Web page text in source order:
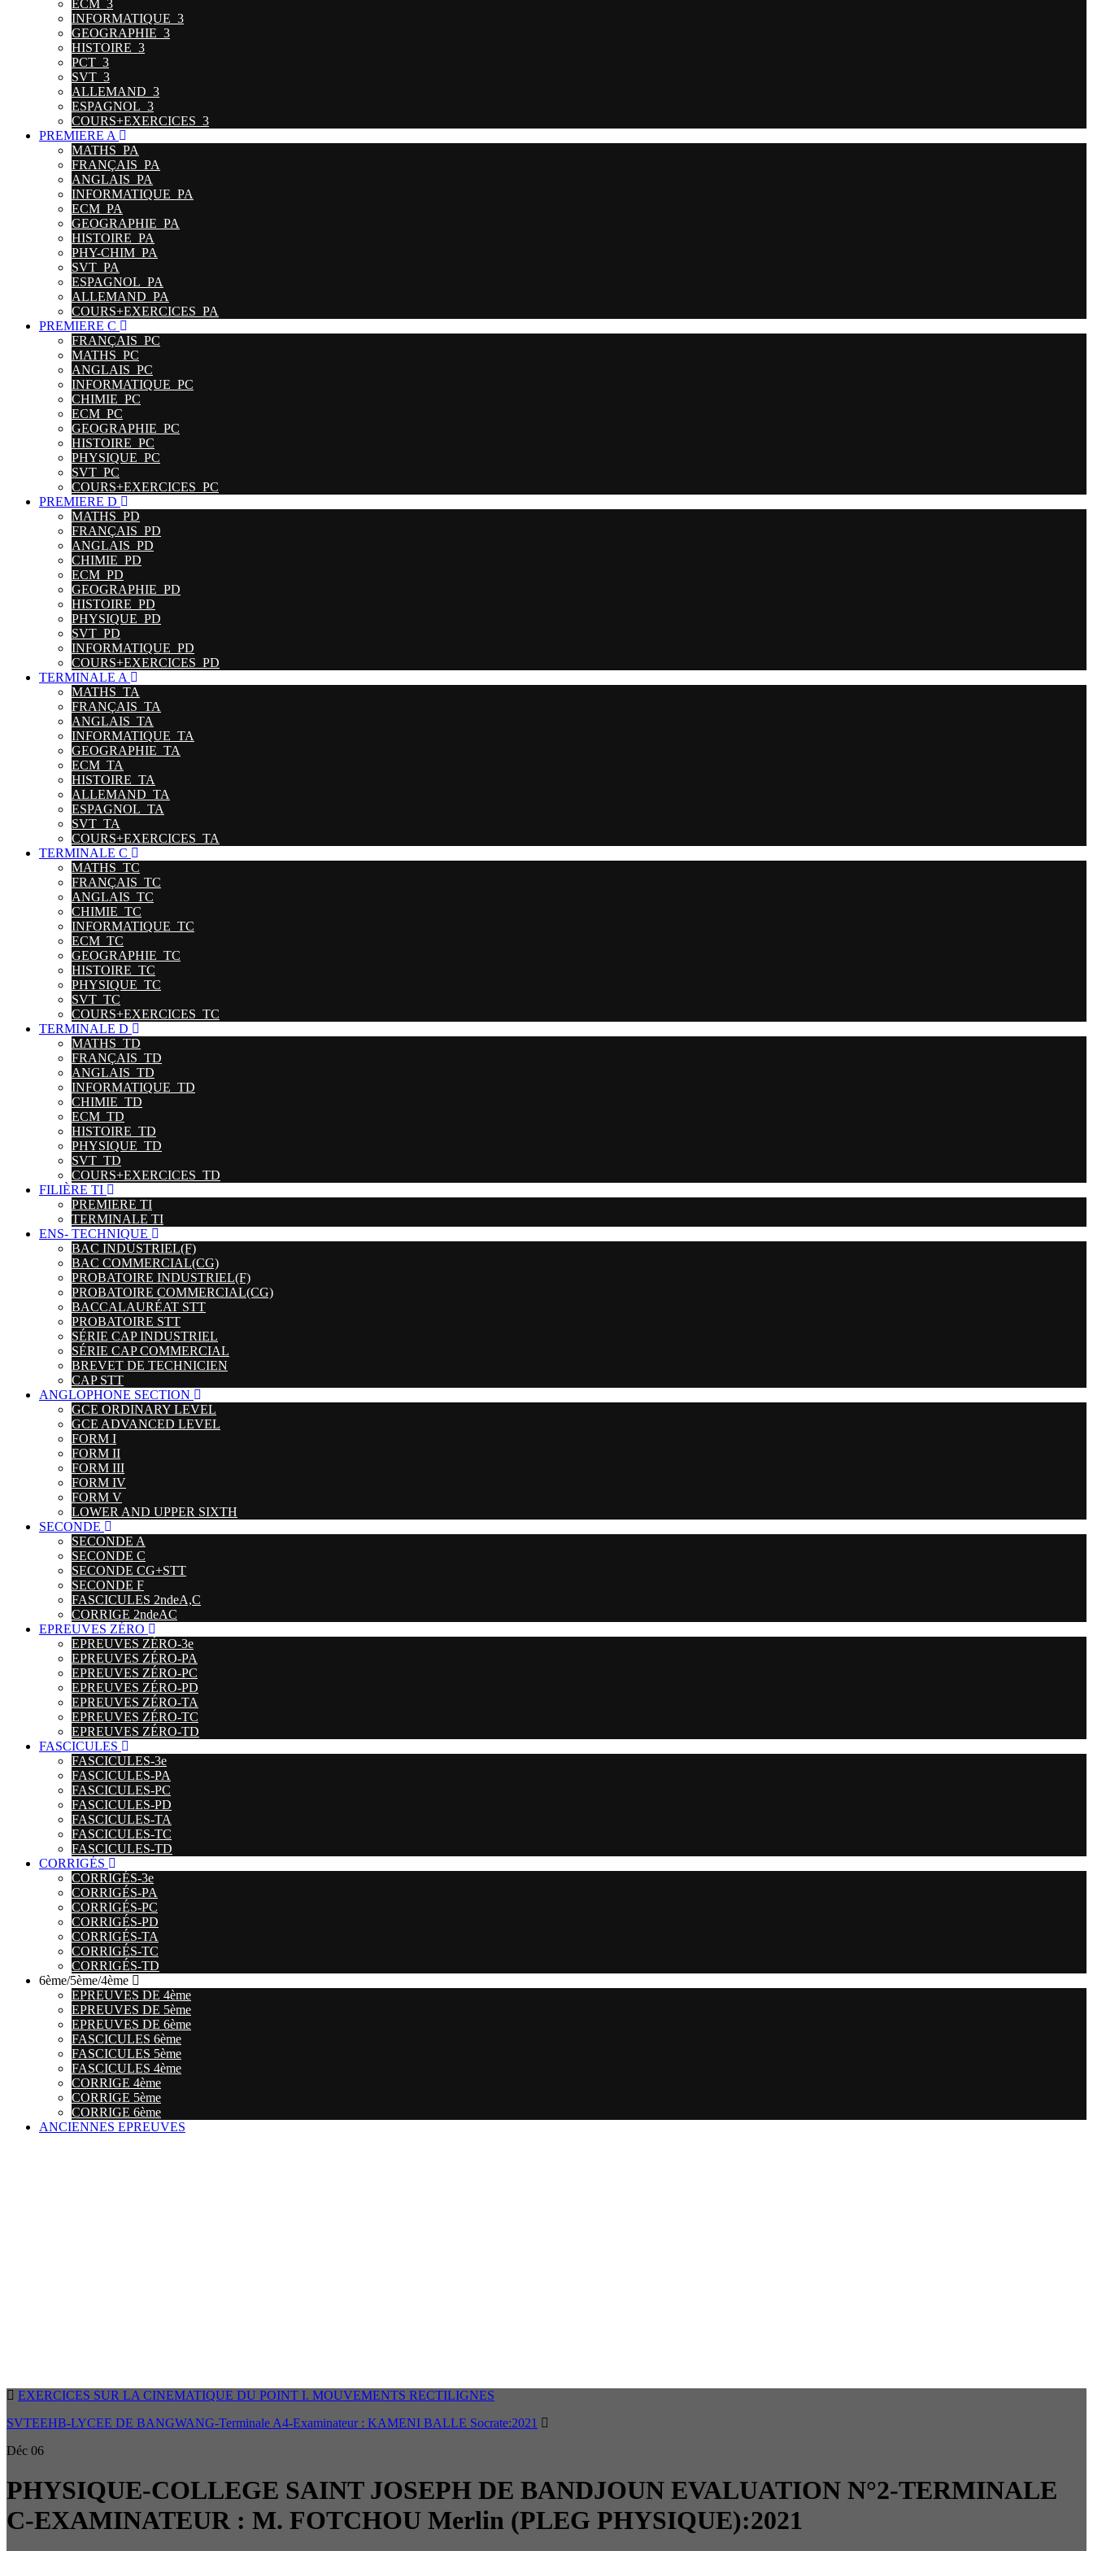
ECM_3
INFORMATIQUE_3
GEOGRAPHIE_3
HISTOIRE_3
PCT_3
SVT_3
ALLEMAND_3
ESPAGNOL_3
COURS+EXERCICES_3
PREMIERE A
MATHS_PA
FRANÇAIS_PA
ANGLAIS_PA
INFORMATIQUE_PA
ECM_PA
GEOGRAPHIE_PA
HISTOIRE_PA
PHY-CHIM_PA
SVT_PA
ESPAGNOL_PA
ALLEMAND_PA
COURS+EXERCICES_PA
PREMIERE C
FRANÇAIS_PC
MATHS_PC
ANGLAIS_PC
INFORMATIQUE_PC
CHIMIE_PC
ECM_PC
GEOGRAPHIE_PC
HISTOIRE_PC
PHYSIQUE_PC
SVT_PC
COURS+EXERCICES_PC
PREMIERE D
MATHS_PD
FRANÇAIS_PD
ANGLAIS_PD
CHIMIE_PD
ECM_PD
GEOGRAPHIE_PD
HISTOIRE_PD
PHYSIQUE_PD
SVT_PD
INFORMATIQUE_PD
COURS+EXERCICES_PD
TERMINALE A
MATHS_TA
FRANÇAIS_TA
ANGLAIS_TA
INFORMATIQUE_TA
GEOGRAPHIE_TA
ECM_TA
HISTOIRE_TA
ALLEMAND_TA
ESPAGNOL_TA
SVT_TA
COURS+EXERCICES_TA
TERMINALE C
MATHS_TC
FRANÇAIS_TC
ANGLAIS_TC
CHIMIE_TC
INFORMATIQUE_TC
ECM_TC
GEOGRAPHIE_TC
HISTOIRE_TC
PHYSIQUE_TC
SVT_TC
COURS+EXERCICES_TC
TERMINALE D
MATHS_TD
FRANÇAIS_TD
ANGLAIS_TD
INFORMATIQUE_TD
CHIMIE_TD
ECM_TD
HISTOIRE_TD
PHYSIQUE_TD
SVT_TD
COURS+EXERCICES_TD
FILIÈRE TI
PREMIERE TI
TERMINALE TI
ENS- TECHNIQUE
BAC INDUSTRIEL(F)
BAC COMMERCIAL(CG)
PROBATOIRE INDUSTRIEL(F)
PROBATOIRE COMMERCIAL(CG)
BACCALAURÉAT STT
PROBATOIRE STT
SÉRIE CAP INDUSTRIEL
SÉRIE CAP COMMERCIAL
BREVET DE TECHNICIEN
CAP STT
ANGLOPHONE SECTION
GCE ORDINARY LEVEL
GCE ADVANCED LEVEL
FORM I
FORM II
FORM III
FORM IV
FORM V
LOWER AND UPPER SIXTH
SECONDE
SECONDE A
SECONDE C
SECONDE CG+STT
SECONDE F
FASCICULES 2ndeA,C
CORRIGE 2ndeAC
EPREUVES ZÉRO
EPREUVES ZÉRO-3e
EPREUVES ZÉRO-PA
EPREUVES ZÉRO-PC
EPREUVES ZÉRO-PD
EPREUVES ZÉRO-TA
EPREUVES ZÉRO-TC
EPREUVES ZÉRO-TD
FASCICULES
FASCICULES-3e
FASCICULES-PA
FASCICULES-PC
FASCICULES-PD
FASCICULES-TA
FASCICULES-TC
FASCICULES-TD
CORRIGÉS
CORRIGÉS-3e
CORRIGÉS-PA
CORRIGÉS-PC
CORRIGÉS-PD
CORRIGÉS-TA
CORRIGÉS-TC
CORRIGÉS-TD
6ème/5ème/4ème
EPREUVES DE 4ème
EPREUVES DE 5ème
EPREUVES DE 6ème
FASCICULES 6ème
FASCICULES 5ème
FASCICULES 4ème
CORRIGE 4ème
CORRIGE 5ème
CORRIGE 6ème
ANCIENNES EPREUVES
EXERCICES SUR LA CINEMATIQUE DU POINT I. MOUVEMENTS RECTILIGNES
SVTEEHB-LYCEE DE BANGWANG-Terminale A4-Examinateur : KAMENI BALLE Socrate:2021
Déc 06
PHYSIQUE-COLLEGE SAINT JOSEPH DE BANDJOUN EVALUATION N°2-TERMINALE
C-EXAMINATEUR : M. FOTCHOU Merlin (PLEG PHYSIQUE):2021